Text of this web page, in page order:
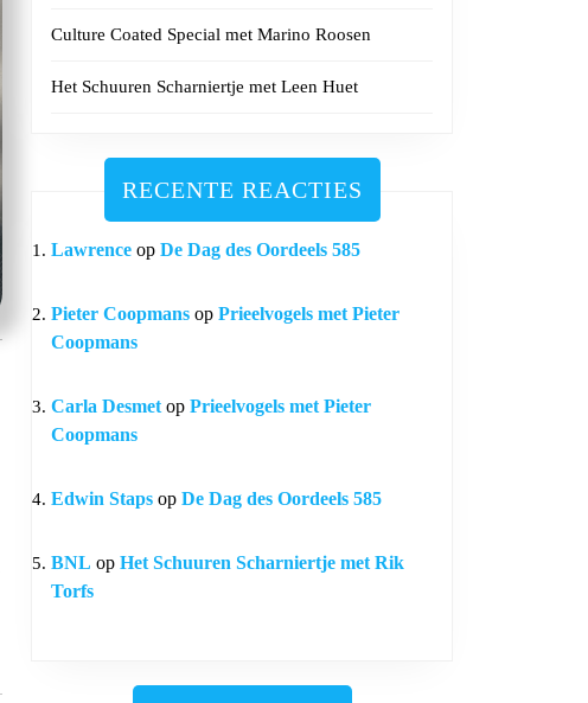
Culture Coated Special met Marino Roosen
Het Schuuren Scharniertje met Leen Huet
RECENTE REACTIES
Lawrence op De Dag des Oordeels 585
Pieter Coopmans op Prieelvogels met Pieter
Coopmans
Carla Desmet op Prieelvogels met Pieter
Coopmans
Edwin Staps op De Dag des Oordeels 585
BNL op Het Schuuren Scharniertje met Rik
Torfs